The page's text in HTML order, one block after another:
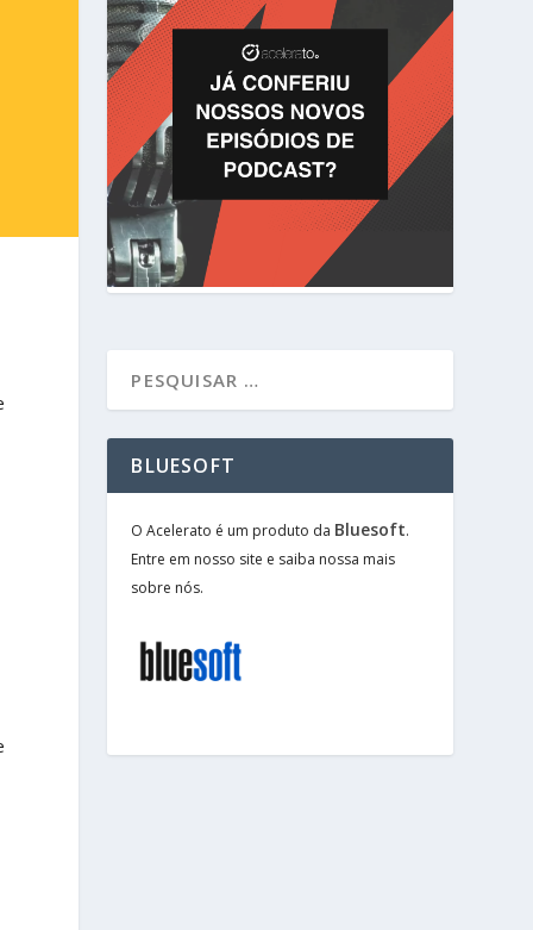
BLUESOFT
O Acelerato é um produto da Bluesoft.
Entre em nosso site e saiba nossa mais
sobre nós.